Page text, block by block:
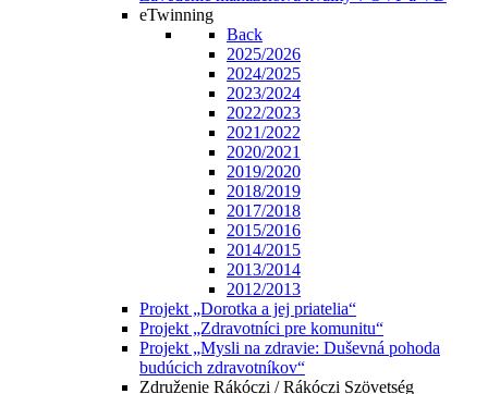
eTwinning
Back
2025/2026
2024/2025
2023/2024
2022/2023
2021/2022
2020/2021
2019/2020
2018/2019
2017/2018
2015/2016
2014/2015
2013/2014
2012/2013
Projekt „Dorotka a jej priatelia“
Projekt „Zdravotníci pre komunitu“
Projekt „Mysli na zdravie: Duševná pohoda
budúcich zdravotníkov“
Združenie Rákóczi / Rákóczi Szövetség